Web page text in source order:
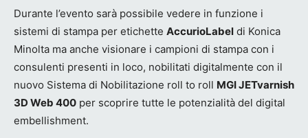
Durante l’evento sarà possibile vedere in funzione i
sistemi di stampa per etichette AccurioLabel di Konica
Minolta ma anche visionare i campioni di stampa con i
consulenti presenti in loco, nobilitati digitalmente con il
nuovo Sistema di Nobilitazione roll to roll MGI JETvarnish
3D Web 400 per scoprire tutte le potenzialità del digital
embellishment.